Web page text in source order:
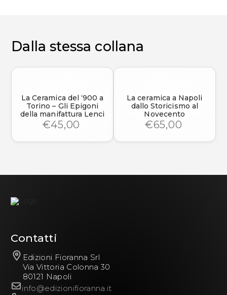
Dalla stessa collana
La Ceramica del ‘900 a
Torino – Gli Epigoni
della manifattura Lenci
€45,00
La ceramica a Napoli
dallo Storicismo al
Novecento
€65,00
Contatti
Edizioni Fioranna Srl
Via Vittoria Colonna 30
80121 Napoli
info@edizionifioranna.it